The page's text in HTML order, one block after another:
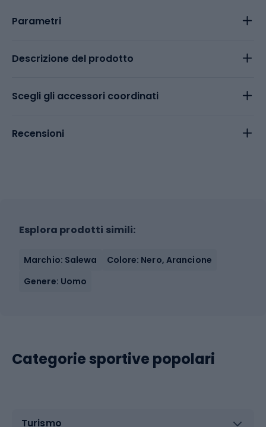
Parametri
Descrizione del prodotto
Scegli gli accessori coordinati
Recensioni
Esplora prodotti simili:
Marchio: Salewa
Colore: Nero, Arancione
Genere: Uomo
Categorie sportive popolari
Turismo